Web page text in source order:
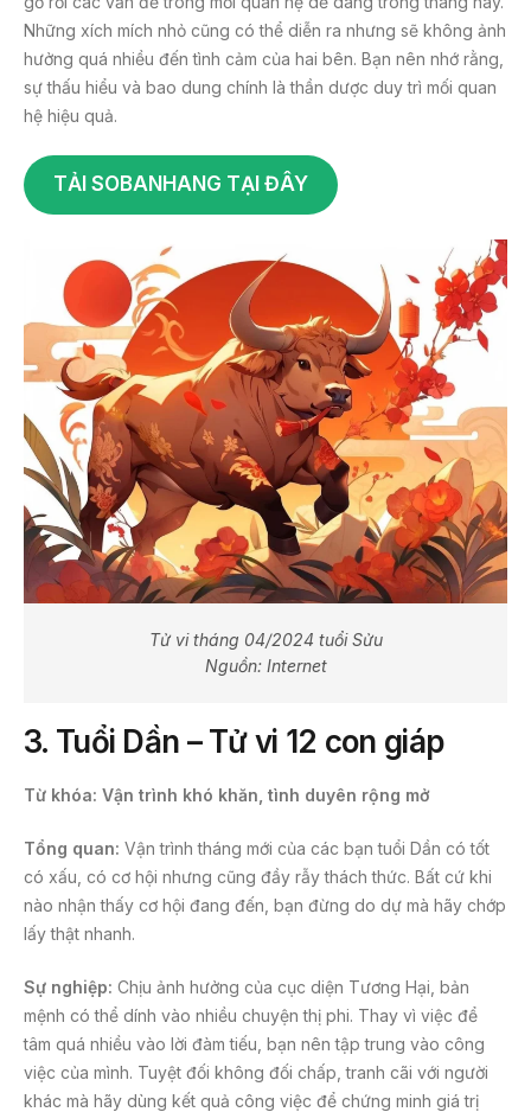
Những xích mích nhỏ cũng có thể diễn ra nhưng sẽ không ảnh
hưởng quá nhiều đến tình cảm của hai bên. Bạn nên nhớ rằng,
sự thấu hiểu và bao dung chính là thần dược duy trì mối quan
hệ hiệu quả.
TẢI SOBANHANG TẠI ĐÂY
Tử vi tháng 04/2024 tuổi Sửu
Nguồn: Internet
3. Tuổi Dần – Tử vi 12 con giáp
Từ khóa: Vận trình khó khăn, tình duyên rộng mở
Tổng quan: Vận trình tháng mới của các bạn tuổi Dần có tốt
có xấu, có cơ hội nhưng cũng đầy rẫy thách thức. Bất cứ khi
nào nhận thấy cơ hội đang đến, bạn đừng do dự mà hãy chớp
lấy thật nhanh.
Sự nghiệp: Chịu ảnh hưởng của cục diện Tương Hại, bản
mệnh có thể dính vào nhiều chuyện thị phi. Thay vì việc để
tâm quá nhiều vào lời đàm tiếu, bạn nên tập trung vào công
việc của mình. Tuyệt đối không đối chấp, tranh cãi với người
khác mà hãy dùng kết quả công việc để chứng minh giá trị